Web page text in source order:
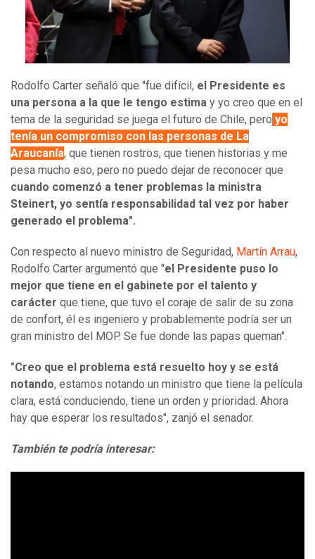
Rodolfo Carter señaló que "fue difícil, el Presidente es
una persona a la que le tengo estima y yo creo que en el
tema de la seguridad se juega el futuro de Chile, pero yo
tenía un compromiso con las personas de La
Araucanía, que tienen rostros, que tienen historias y me
pesa mucho eso, pero no puedo dejar de reconocer que
cuando comenzó a tener problemas la ministra
Steinert, yo sentía responsabilidad tal vez por haber
generado el problema".
Con respecto al nuevo ministro de Seguridad, Martín Arrau,
Rodolfo Carter argumentó que "el Presidente puso lo
mejor que tiene en el gabinete por el talento y
carácter que tiene, que tuvo el coraje de salir de su zona
de confort, él es ingeniero y probablemente podría ser un
gran ministro del MOP. Se fue donde las papas queman".
"Creo que el problema está resuelto hoy y se está
notando, estamos notando un ministro que tiene la película
clara, está conduciendo, tiene un orden y prioridad. Ahora
hay que esperar los resultados", zanjó el senador.
También te podría interesar: